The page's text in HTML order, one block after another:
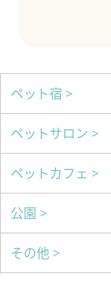
ペット宿 >
ペットサロン >
ペットカフェ >
公園 >
その他 >